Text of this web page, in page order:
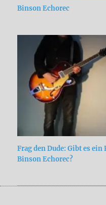
Binson Echorec
Frag den Dude: Gibt es
Binson Echorec?